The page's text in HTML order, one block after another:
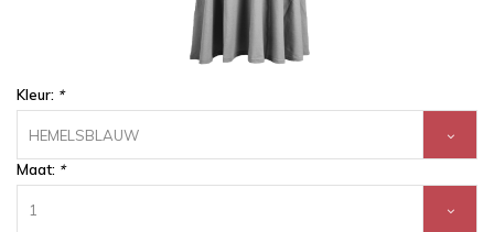
Kleur: *
HEMELSBLAUW
Maat: *
1